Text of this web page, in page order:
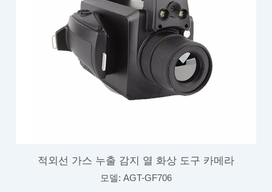
적외선 가스 누출 감지 열 화상 도구 카메라
모델: AGT-GF706